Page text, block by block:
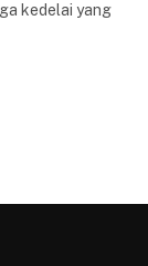
kedelai yang